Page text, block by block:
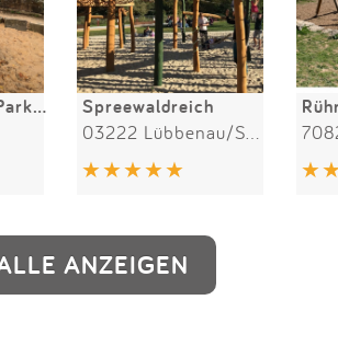
August-Sander-Park / Mediapark Spreewaldreich
ANZEIGEN